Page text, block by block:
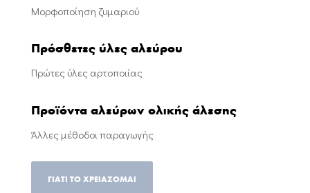
Μορφοποίηση ζυμαριού
Πρόσθετες ύλες αλεύρου
Πρώτες ύλες αρτοποιίας
Προϊόντα αλεύρων ολικής άλεσης
Άλλες μέθοδοι παραγωγής
ΓΙΑΤΙ ΤΟ ΧΡΕΙΑΖΟΜΑΙ